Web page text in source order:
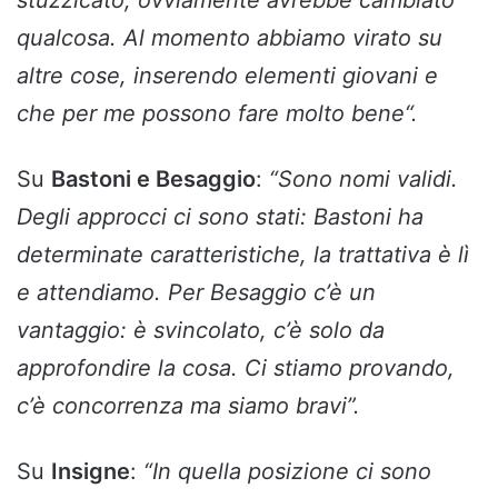
qualcosa. Al momento abbiamo virato su
altre cose, inserendo elementi giovani e
che per me possono fare molto bene“.
Su Bastoni e Besaggio: “Sono nomi validi.
Degli approcci ci sono stati: Bastoni ha
determinate caratteristiche, la trattativa è lì
e attendiamo. Per Besaggio c’è un
vantaggio: è svincolato, c’è solo da
approfondire la cosa. Ci stiamo provando,
c’è concorrenza ma siamo bravi”.
Su Insigne: “In quella posizione ci sono